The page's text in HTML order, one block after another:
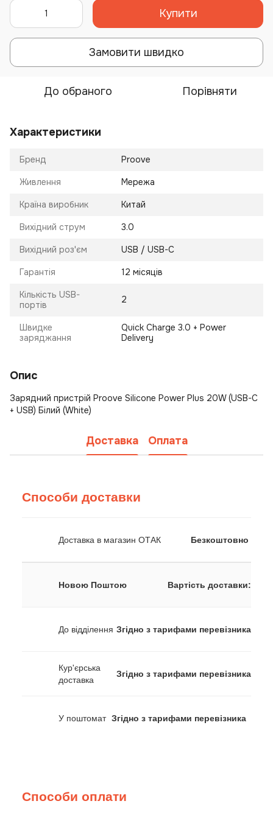
Купити
Замовити швидко
До обраного Порівняти
Характеристики
Бренд Proove
Живлення Мережа
Країна виробник Китай
Вихідний струм 3.0
Вихідний роз'єм USB / USB-C
Гарантія 12 місяців
Кількість USB-
портів
2
Швидке
заряджання
Quick Charge 3.0 + Power
Delivery
Опис
Зарядний пристрій Proove Silicone Power Plus 20W (USB-C
+ USB) Білий (White)
Доставка Оплата
Способи доставки
Доставка в магазин ОТАК Безкоштовно
Новою Поштою Вартість доставки:
До відділення Згідно з тарифами перевізника
Кур'єрська
доставка
Згідно з тарифами перевізника
У поштомат Згідно з тарифами перевізника
Способи оплати